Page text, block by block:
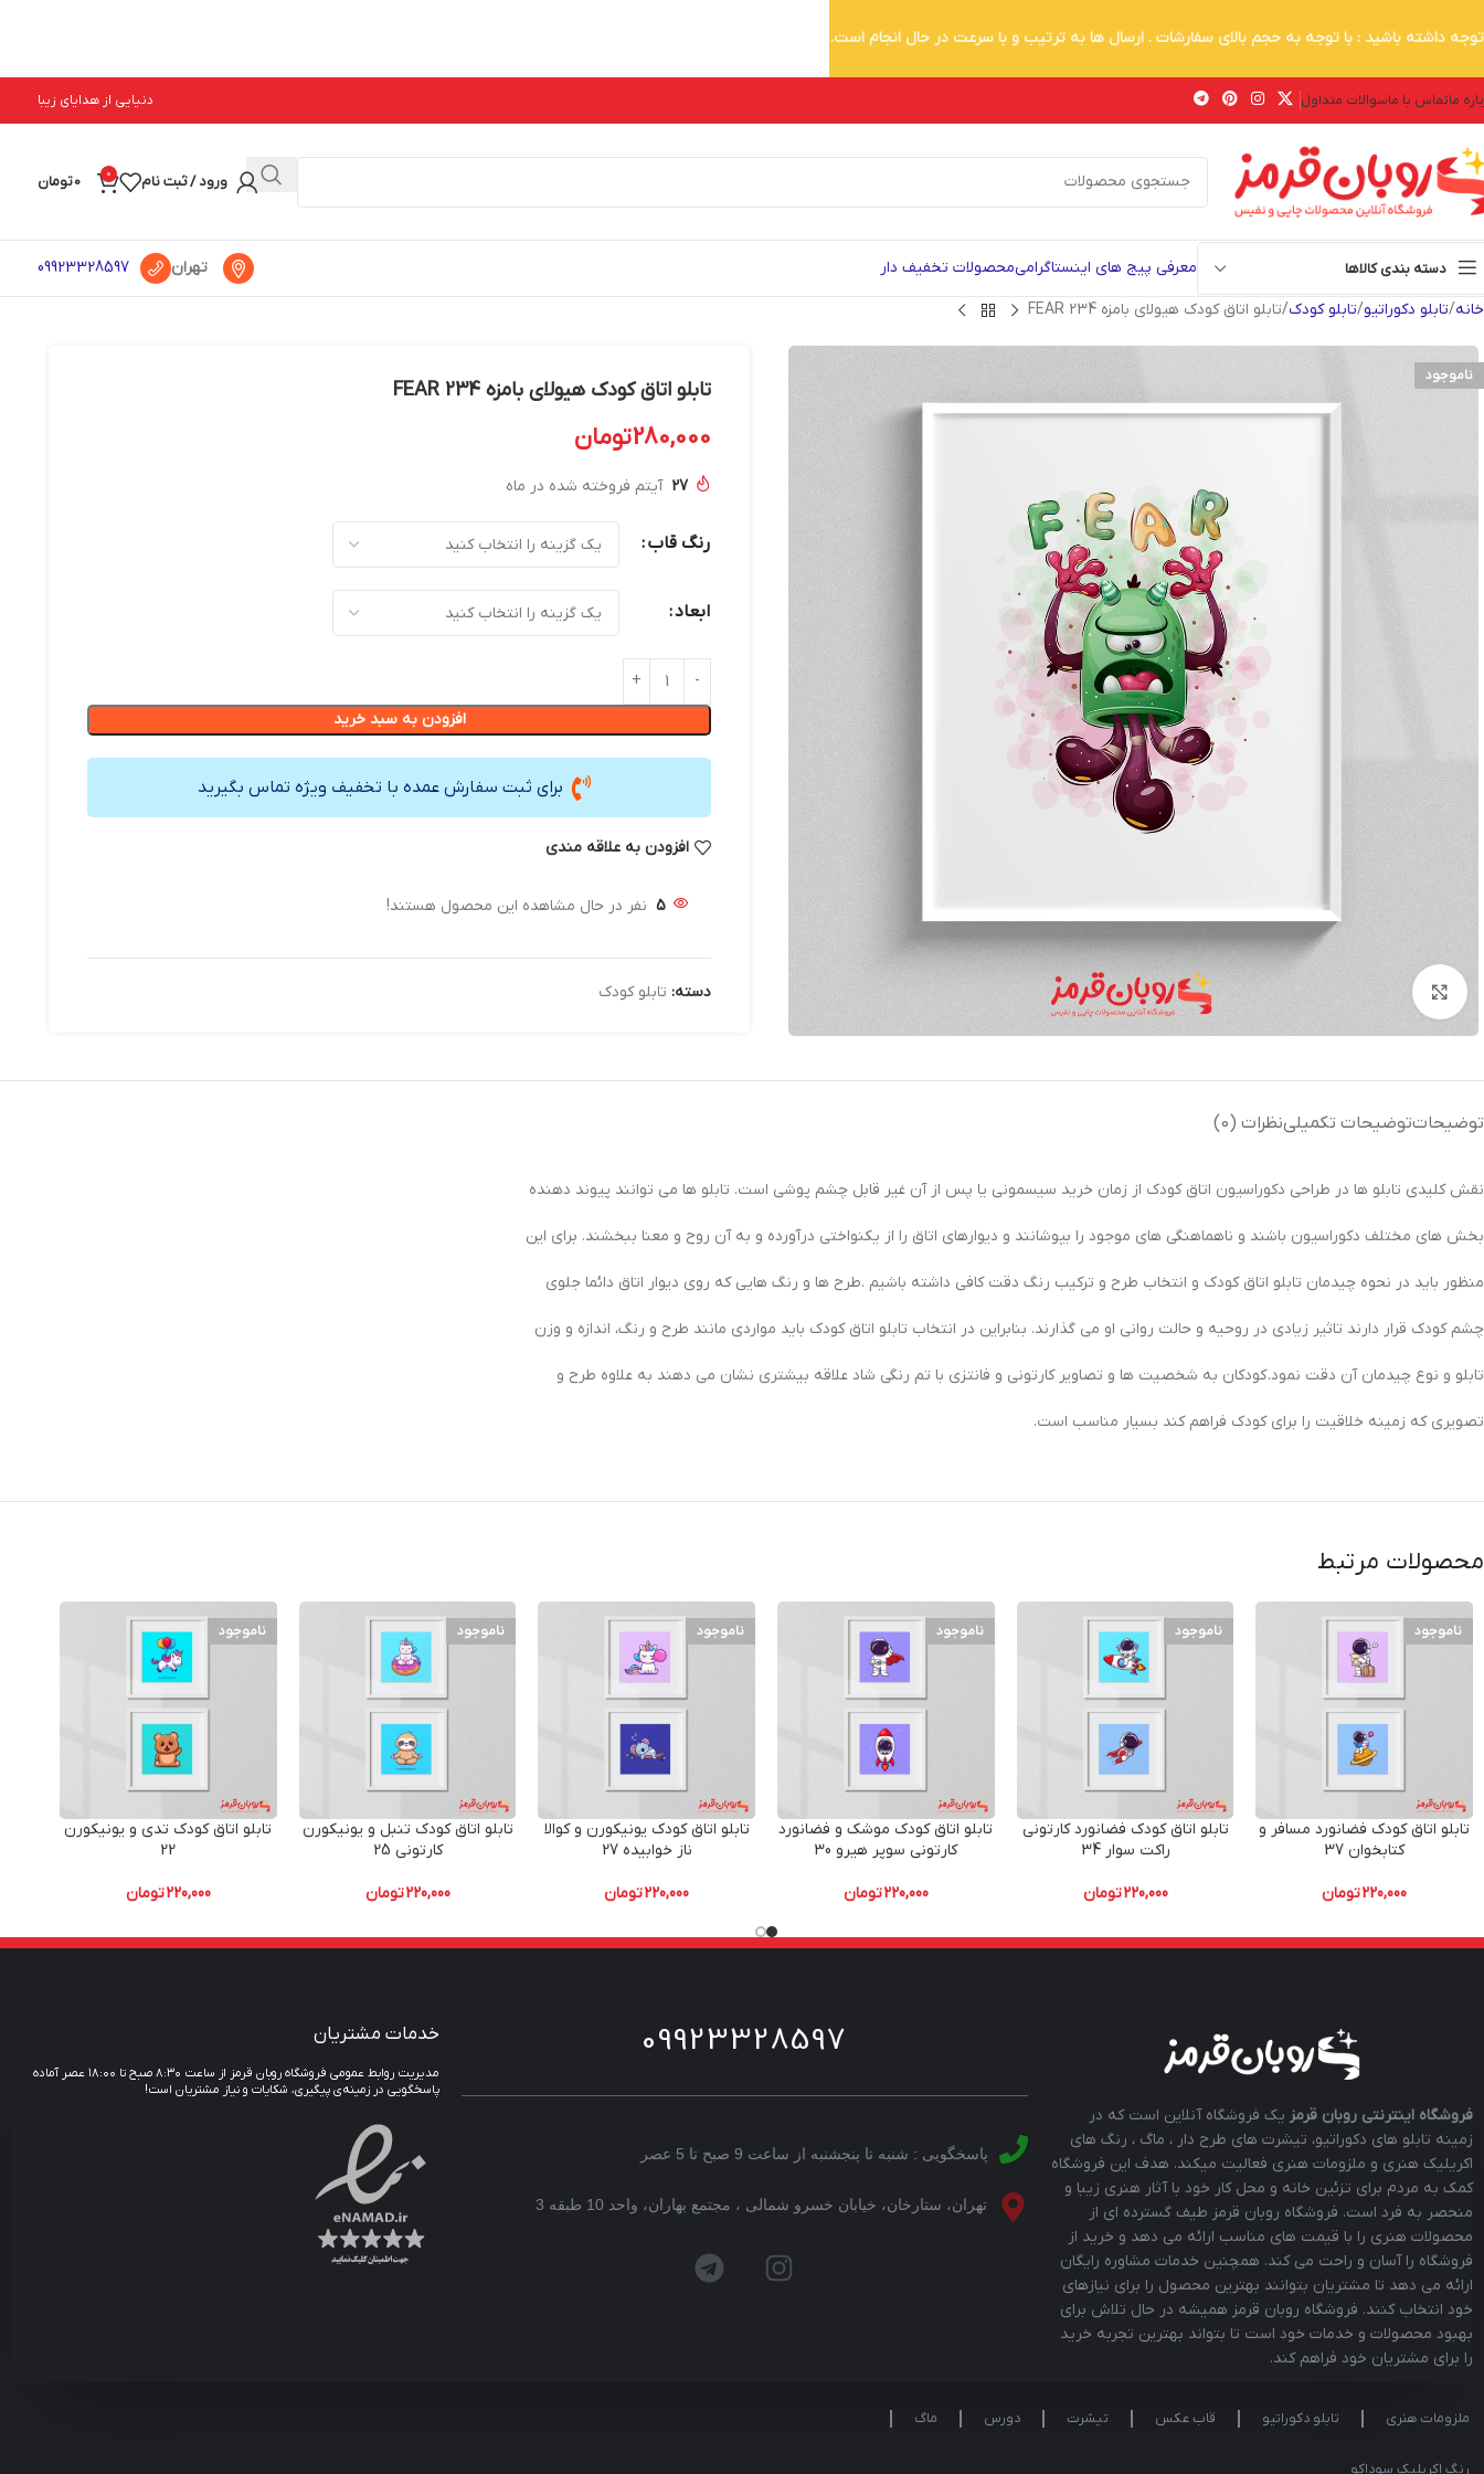
ماتماس با ماسوالات متداول دنیایی از هدایای زیبا
ورود / ثبت نام 0
0تومان
دسته بندی کالاها معرفی پیج های اینستاگرامیمحصولات تخفیف دار تهران 09923328597
خانه تابلو دکوراتیو تابلو کودک تابلو اتاق کودک هیولای بامزه FEAR 234
ناموجود
تابلو اتاق کودک هیولای بامزه FEAR 234
280,000تومان
27 آیتم فروخته شده در ماه
رنگ قاب
ابعاد
افزودن به سبد خرید
برای ثبت سفارش عمده با تخفیف ویژه تماس بگیرید
افزودن به علاقه مندی
5 نفر در حال مشاهده این محصول هستند!
دسته: تابلو کودک
توضیحاتتوضیحات تکمیلینظرات (0)
نقش کلیدی تابلو ها در طراحی دکوراسیون اتاق کودک از زمان خرید سیسمونی یا پس از آن غیر قابل چشم پوشی است. تابلو ها می توانند پیوند دهنده
بخش های مختلف دکوراسیون باشند و ناهماهنگی های موجود را بپوشانند و دیوارهای اتاق را از یکنواختی درآورده و به آن روح و معنا ببخشند. برای این
منظور باید در نحوه چیدمان تابلو اتاق کودک و انتخاب طرح و ترکیب رنگ دقت کافی داشته باشیم .طرح ها و رنگ هایی که روی دیوار اتاق دائما جلوی
چشم کودک قرار دارند تاثیر زیادی در روحیه و حالت روانی او می گذارند. بنابراین در انتخاب تابلو اتاق کودک باید مواردی مانند طرح و رنگ، اندازه و وزن
تابلو و نوع چیدمان آن دقت نمود. کودکان به شخصیت ها و تصاویر کارتونی و فانتزی با تم رنگی شاد علاقه بیشتری نشان می دهند به علاوه طرح و
تصویری که زمینه خلاقیت را برای کودک فراهم کند بسیار مناسب است.
محصولات مرتبط
ناموجود
تابلو اتاق کودک فضانورد مسافر و
کتابخوان 37
220,000تومان
ناموجود
تابلو اتاق کودک فضانورد کارتونی
راکت سوار 34
220,000تومان
ناموجود
تابلو اتاق کودک موشک و فضانورد
کارتونی سوپر هیرو 30
220,000تومان
ناموجود
تابلو اتاق کودک یونیکورن و کوالا
ناز خوابیده 27
220,000تومان
ناموجود
تابلو اتاق کودک تنبل و یونیکورن
کارتونی 25
220,000تومان
ناموجود
تابلو اتاق کودک تدی و یونیکورن
22
220,000تومان
فروشگاه اینترنتی روبان قرمز یک فروشگاه آنلاین است که در
زمینه تابلو های دکوراتیو، تیشرت های طرح دار ، ماگ ، رنگ های
اکریلیک هنری و ملزومات هنری فعالیت میکند. هدف این فروشگاه
کمک به مردم برای تزئین خانه و محل کار خود با آثار هنری زیبا و
منحصر به فرد است. فروشگاه روبان قرمز طیف گسترده ای از
محصولات هنری را با قیمت های مناسب ارائه می دهد و خرید از
فروشگاه را آسان و راحت می کند. همچنین خدمات مشاوره رایگان
ارائه می دهد تا مشتریان بتوانند بهترین محصول را برای نیازهای
خود انتخاب کنند. فروشگاه روبان قرمز همیشه در حال تلاش برای
بهبود محصولات و خدمات خود است تا بتواند بهترین تجربه خرید
را برای مشتریان خود فراهم کند.
09923328597
پاسخگویی : شنبه تا پنجشنبه از ساعت 9 صبح تا 5 عصر
تهران، ستارخان، خیابان خسرو شمالی ، مجتمع بهاران، واحد 10 طبقه 3
خدمات مشتریان
مدیریت روابط عمومی فروشگاه روبان قرمز از ساعت ۸:۳۰ صبح تا ۱۸:۰۰ عصر آماده
پاسخگویی در زمینه‌ی پیگیری، شکایات و نیاز مشتریان است!
ملزومات هنری تابلو دکوراتیو قاب عکس تیشرت دورس ماگ
رنگ اکریلیک سوداکو
توجه داشته باشید : با توجه به حجم بالای سفارشات . ارسال ها به ترتیب و با سرعت در حال انجام است.